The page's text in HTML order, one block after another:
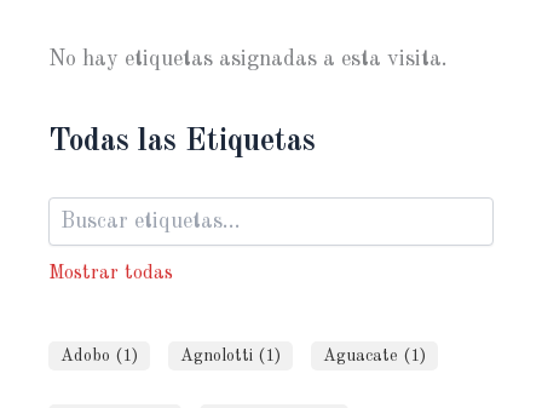
No hay etiquetas asignadas a esta visita.
Todas las Etiquetas
Mostrar todas
Adobo (1) Agnolotti (1) Aguacate (1)